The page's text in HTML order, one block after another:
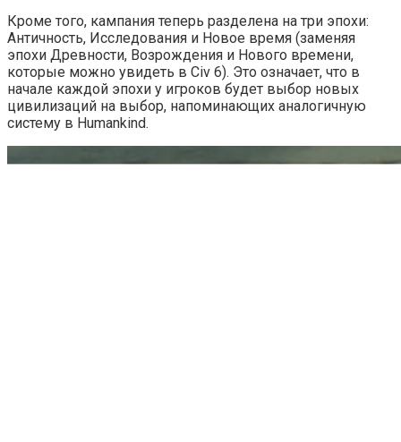
Кроме того, кампания теперь разделена на три эпохи:
Античность, Исследования и Новое время (заменяя
эпохи Древности, Возрождения и Нового времени,
которые можно увидеть в Civ 6). Это означает, что в
начале каждой эпохи у игроков будет выбор новых
цивилизаций на выбор, напоминающих аналогичную
систему в Humankind.